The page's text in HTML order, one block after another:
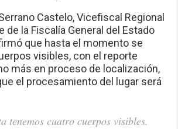
Castelo, Vicefiscal Regional
de la Fiscalía General del Estado
que hasta el momento se
visibles, con el reporte
más en proceso de localización,
el procesamiento del lugar será
tenemos cuatro cuerpos visibles.